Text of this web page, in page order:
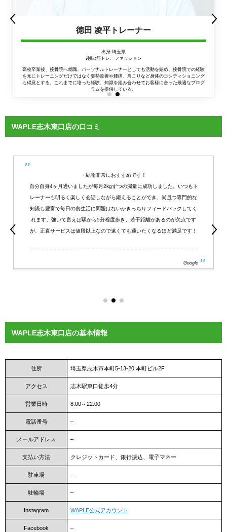
徳田 凌平トレーナー
出身:埼玉県
趣味:筋トレ、ファッション
高校卒業後、接骨院へ就職。パーソナルトレーナーとしても活動を始め、接骨院での経験
を元にトレーニングだけではなく姿勢改善や腰痛、肩こりなど身体のコンディショニング
も得意とする。これまでに培った経験、知識を組み合わせてお客様に合った最適なプログ
ラムを提供している。
WAPLE志木東口店の口コミ
・結論非常におすすめです！
自分自身4ヶ月通いましたが毎月2kgずつの減量に成功しました。いつもト
レーナーも明るく楽しく会話しながら鍛えることができ、尚且つ専門的な
知識も豊富で毎日の食生活に問題はないかきっちりフィードバックしてく
れます。強いて言えば駅から5分程度歩き、若干距離があるのが欠点です
が、正直サービスは値段以上なので遠くても通いたくなるほど満足です！
Google
WAPLE志木東口店の基本情報
住所 埼玉県志木市本町5-13-20 本町ビル2F
アクセス 志木駅東口徒歩4分
営業日時 8:00～22:00
電話番号 –
メールアドレス –
支払い方法 クレジットカード、銀行振込、電子マネー
駐車場 –
駐輪場 –
Instagram WAPLE公式アカウント
Facebook –